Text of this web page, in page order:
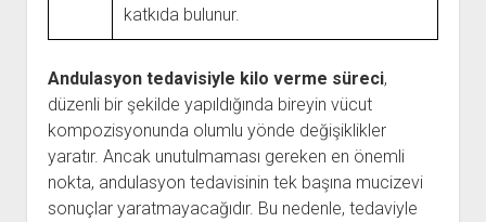
katkıda bulunur.
Andulasyon tedavisiyle kilo verme süreci,
düzenli bir şekilde yapıldığında bireyin vücut
kompozisyonunda olumlu yönde değişiklikler
yaratır. Ancak unutulmaması gereken en önemli
nokta, andulasyon tedavisinin tek başına mucizevi
sonuçlar yaratmayacağıdır. Bu nedenle, tedaviyle